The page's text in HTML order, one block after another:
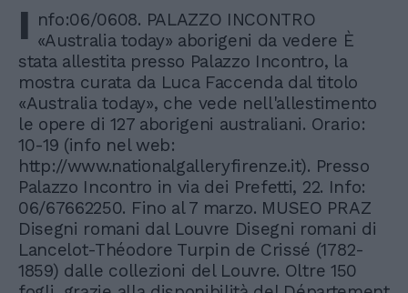
I nfo:06/0608. PALAZZO INCONTRO
«Australia today» aborigeni da vedere È
stata allestita presso Palazzo Incontro, la
mostra curata da Luca Faccenda dal titolo
«Australia today», che vede nell'allestimento
le opere di 127 aborigeni australiani. Orario:
10-19 (info nel web:
http://www.nationalgalleryfirenze.it). Presso
Palazzo Incontro in via dei Prefetti, 22. Info:
06/67662250. Fino al 7 marzo. MUSEO PRAZ
Disegni romani dal Louvre Disegni romani di
Lancelot-Théodore Turpin de Crissé (1782-
1859) dalle collezioni del Louvre. Oltre 150